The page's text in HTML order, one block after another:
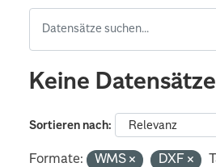
Keine
Sortieren nach
Formate: WMS DXF